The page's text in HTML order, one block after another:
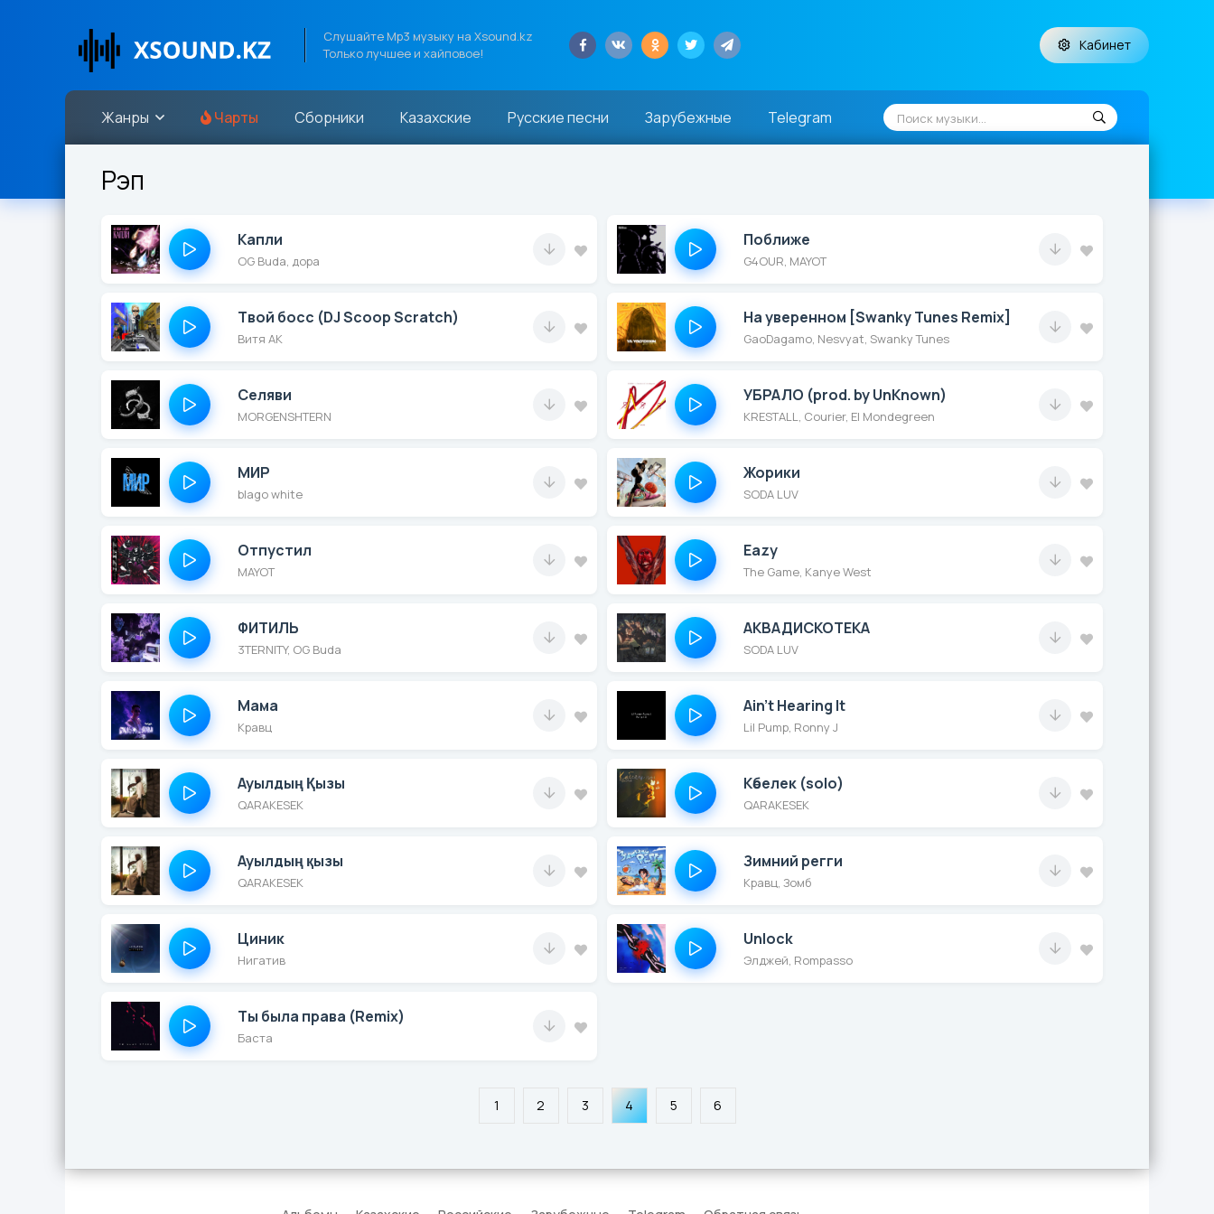
Слушайте Mp3 музыку на Xsound.kz
Только лучшее и хайповое!
Кабинет
Жанры Чарты Сборники Казахские Русские песни Зарубежные Telegram
Рэп
Капли
OG Buda, дора
Поближе
G4OUR, MAYOT
Твой босс (DJ Scoop Scratch)
Витя АК
На уверенном [Swanky Tunes Remix]
GaoDagamo, Nesvyat, Swanky Tunes
Селяви
MORGENSHTERN
УБРАЛО (prod. by UnKnown)
KRESTALL, Courier, El Mondegreen
МИР
blago white
Жорики
SODA LUV
Отпустил
MAYOT
Eazy
The Game, Kanye West
ФИТИЛЬ
3TERNITY, OG Buda
АКВАДИСКОТЕКА
SODA LUV
Мама
Кравц
Ain't Hearing It
Lil Pump, Ronny J
Ауылдың Қызы
QARAKESEK
Көбелек (solo)
QARAKESEK
Ауылдың қызы
QARAKESEK
Зимний регги
Кравц, Зомб
Циник
Нигатив
Unlock
Элджей, Rompasso
Ты была права (Remix)
Баста
1 2 3 4 5 6